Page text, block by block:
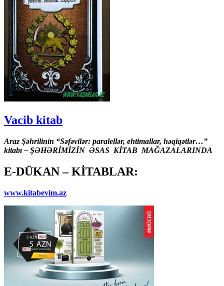
Vacib kitab
Araz Şəhrilinin “Səfəvilər: paralellər, ehtimallar, həqiqətlər…”
kitabı – ŞƏHƏRİMİZİN ƏSAS KİTAB MAĞAZALARINDA
E-DÜKAN – KİTABLAR:
www.kitabevim.az